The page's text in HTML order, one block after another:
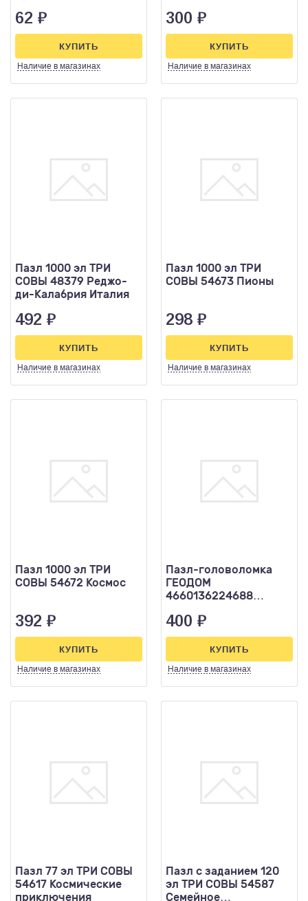
62 ₽
Наличие в магазинах
КУПИТЬ
300 ₽
Наличие в магазинах
КУПИТЬ
Пазл 1000 эл ТРИ
СОВЫ 48379 Реджо-
ди-Калабрия Италия
492 ₽
Наличие в магазинах
КУПИТЬ
Пазл 1000 эл ТРИ
СОВЫ 54673 Пионы
298 ₽
Наличие в магазинах
КУПИТЬ
Пазл 1000 эл ТРИ
СОВЫ 54672 Космос
392 ₽
Наличие в магазинах
КУПИТЬ
Пазл-головоломка
ГЕОДОМ
4660136224688
400 ₽
Наличие в магазинах
КУПИТЬ
Пазл 77 эл ТРИ СОВЫ
54617 Космические
приключения
Пазл с заданием 120
эл ТРИ СОВЫ 54587
Семейное